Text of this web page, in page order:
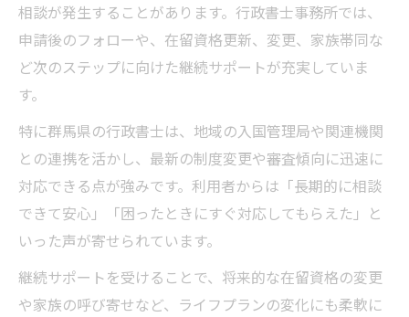
相談が発生することがあります。行政書士事務所では、
申請後のフォローや、在留資格更新、変更、家族帯同な
ど次のステップに向けた継続サポートが充実していま
す。
特に群馬県の行政書士は、地域の入国管理局や関連機関
との連携を活かし、最新の制度変更や審査傾向に迅速に
対応できる点が強みです。利用者からは「長期的に相談
できて安心」「困ったときにすぐ対応してもらえた」と
いった声が寄せられています。
継続サポートを受けることで、将来的な在留資格の変更
や家族の呼び寄せなど、ライフプランの変化にも柔軟に